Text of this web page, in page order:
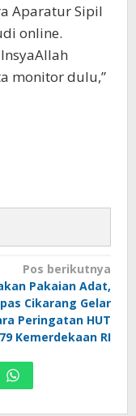
Aparatur Sipil
online.
monitor dulu,”
Pos berikutnya
Pakaian Adat,
Cikarang Gelar
Peringatan HUT
Kemerdekaan RI